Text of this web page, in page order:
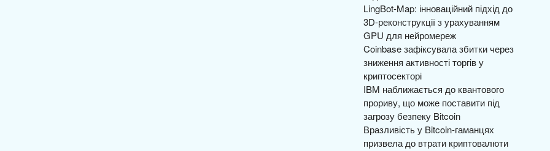
LingBot-Map: інноваційний підхід до
3D-реконструкції з урахуванням
GPU для нейромереж
Coinbase зафіксувала збитки через
зниження активності торгів у
криптосекторі
IBM наближається до квантового
прориву, що може поставити під
загрозу безпеку Bitcoin
Вразливість у Bitcoin-гаманцях
призвела до втрати криптовалюти